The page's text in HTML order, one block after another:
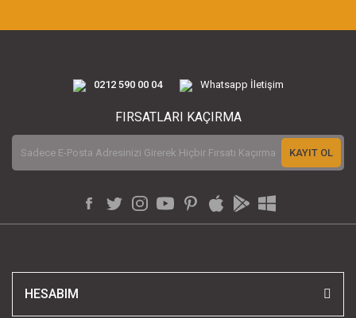
0212 590 00 04 Whatsapp İletişim
FIRSATLARI KAÇIRMA
KAYIT OL
HESABIM